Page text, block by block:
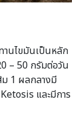
านไขมันเป็นหลัก
– 50 กรัมต่อวัน
ม 1 ผลกลางมี
Ketosis และมีการ